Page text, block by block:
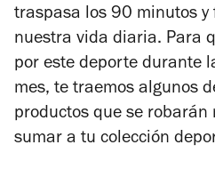
traspasa los 90 minutos y
nuestra vida diaria. Para
por este deporte durante
mes, te traemos algunos
productos que se robarán
sumar a tu colección